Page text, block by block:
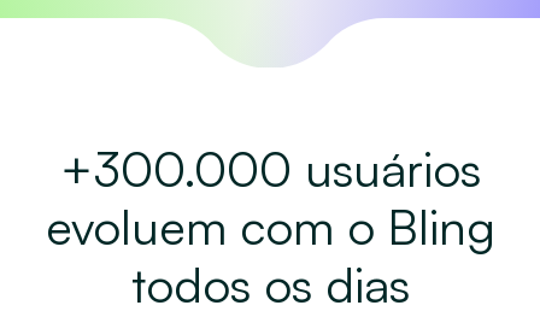
+300.000 usuários
evoluem com o Bling
todos os dias